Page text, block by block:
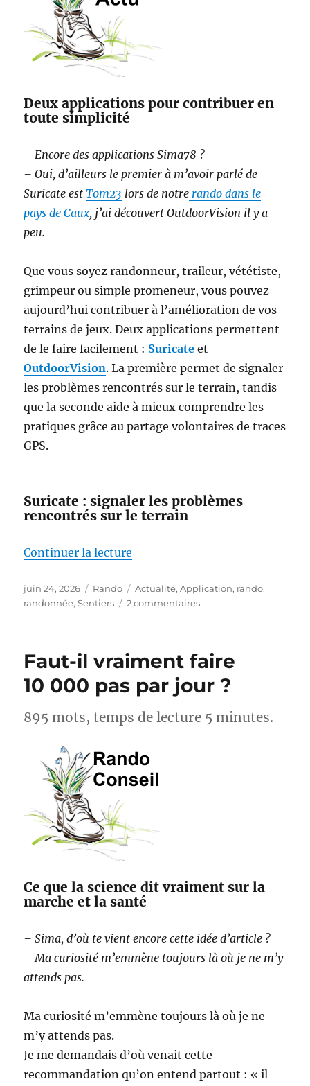
Deux applications pour contribuer en
toute simplicité
– Encore des applications Sima78 ?
– Oui, d’ailleurs le premier à m’avoir parlé de
Suricate estTom23 lors de notre rando dans le
pays de Caux, j’ai découvert OutdoorVision il y a
peu.
Que vous soyez randonneur, traileur, vététiste,
grimpeur ou simple promeneur, vous pouvez
aujourd’hui contribuer à l’amélioration de vos
terrains de jeux. Deux applications permettent
de le faire facilement : Suricate et
OutdoorVision. La première permet de signaler
les problèmes rencontrés sur le terrain, tandis
que la seconde aide à mieux comprendre les
pratiques grâce au partage volontaires de traces
GPS.
Suricate : signaler les problèmes
rencontrés sur le terrain
Continuer la lecture
Publié
le
juin 24, 2026 Catégories
Rando Étiquettes
Actualité,Application, rando,
randonnée,Sentiers 2 commentairessur
pour
des
avec
Faut-il vraiment faire
10 000 pas par jour ?
895 mots, temps de lecture 5 minutes.
Ce que la science dit vraiment sur la
marche et la santé
– Sima, d’où te vient encore cette idée d’article ?
– Ma curiosité m’emmène toujours là où je ne m’y
attends pas.
Ma curiosité m’emmène toujours là où je ne
m’y attends pas.
Je me demandais d’où venait cette
recommandation qu’on entend partout : « il